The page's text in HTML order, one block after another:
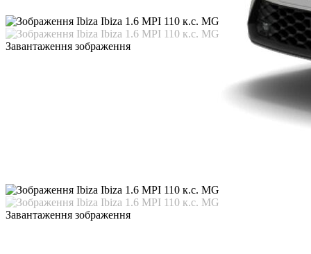
Завантаження зображення
Завантаження зображення